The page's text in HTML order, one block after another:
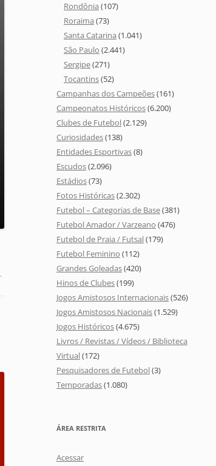
.
Rondônia (107)
Roraima (73)
Santa Catarina (1.041)
São Paulo (2.441)
Sergipe(271)
Tocantins(52)
Campanhas dos Campeões(161)
Campeonatos Históricos(6.200)
Clubes de Futebol(2.129)
Curiosidades(138)
Entidades Esportivas(8)
Escudos(2.096)
Estádios(73)
Fotos Históricas(2.302)
Futebol – Categorias de Base(381)
Futebol Amador / Varzeano (476)
Futebol de Praia / Futsal(179)
Futebol Feminino (112)
Grandes Goleadas(420)
Hinos de Clubes(199)
Jogos Amistosos Internacionais(526)
Jogos Amistosos Nacionais(1.529)
Jogos Históricos(4.675)
Livros / Revistas / Vídeos / Biblioteca
Virtual(172)
Pesquisadores de Futebol(3)
Temporadas(1.080)
ÁREA RESTRITA
Acessar